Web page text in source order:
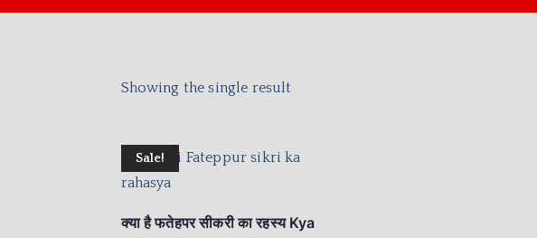
Showing the single result
Sale!
क्या है फतेहपर सीकरी का रहस्य Kya